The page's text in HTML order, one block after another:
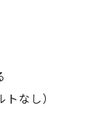
なし）